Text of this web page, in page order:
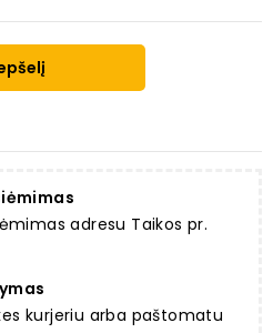
adresu Taikos pr.
kurjeriu arba paštomatu